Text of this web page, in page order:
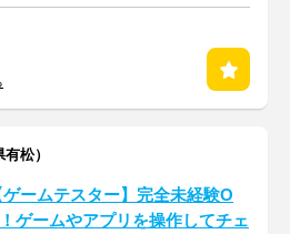
松）
ゲームテスター】完全未経験O
ゲームやアプリを操作してチェ